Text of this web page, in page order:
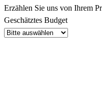
Erzählen Sie uns von Ihrem
Geschätztes Budget